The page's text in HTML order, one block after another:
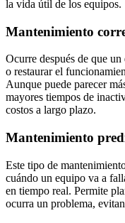
la vida útil de los equipos.
Mantenimiento
Ocurre después de que
o restaurar el
Aunque puede parecer
mayores tiempos de
costos a largo plazo.
Mantenimiento
Este tipo de
cuándo un equipo va a
en tiempo real. Permite
ocurra un problema,